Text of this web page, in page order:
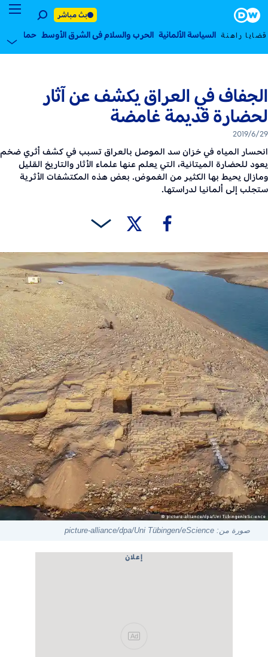
قضايا راهنة السياسة الألمانية الحرب والسلام في الشرق الأوسط حماية
بث مباشر
الجفاف في العراق يكشف عن آثار
لحضارة قديمة غامضة
2019/6/29
انحسار المياه في خزان سد الموصل بالعراق تسبب في كشف أثري ضخم
يعود للحضارة الميتانية، التي يعلم عنها علماء الأثار والتاريخ القليل
ومازال يحيط بها الكثير من الغموض. بعض هذه المكتشفات الأثرية
ستجلب إلى ألمانيا لدراستها.
صورة من: picture-alliance/dpa/Uni Tübingen/eScience
إعلان
Ad
Footer